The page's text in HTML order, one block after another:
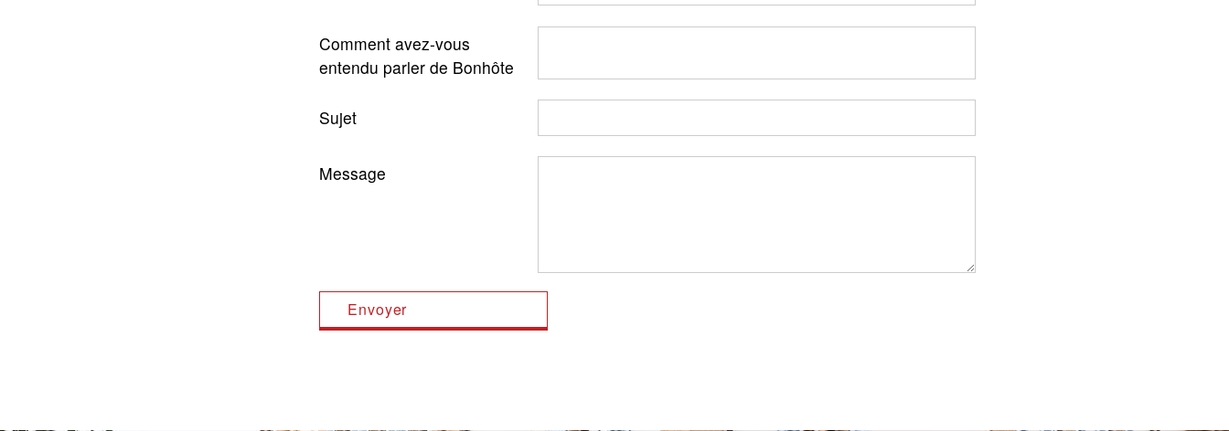
Comment avez-vous
entendu parler de Bonhôte
Sujet
Message